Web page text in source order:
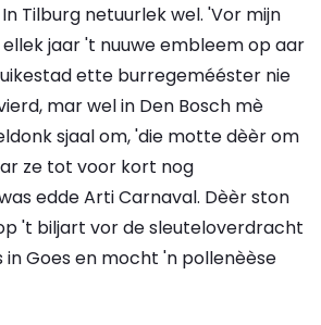
Tilburg netuurlek wel. 'Vor mijn
jaar 't nuuwe embleem op aar
ette burregemééster nie
mar wel in Den Bosch mè
sjaal om, 'die motte dèèr om
ze tot voor kort nog
edde Arti Carnaval. Dèèr ston
't biljart vor de sleuteloverdracht
in Goes en mocht 'n pollenèèse